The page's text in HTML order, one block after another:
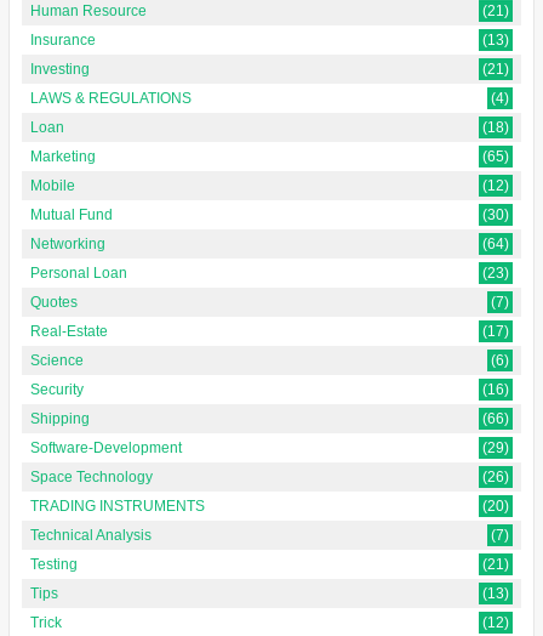
Human Resource
(21)
Insurance
(13)
Investing
(21)
LAWS & REGULATIONS
(4)
Loan
(18)
Marketing
(65)
Mobile
(12)
Mutual Fund
(30)
Networking
(64)
Personal Loan
(23)
Quotes
(7)
Real-Estate
(17)
Science
(6)
Security
(16)
Shipping
(66)
Software-Development
(29)
Space Technology
(26)
TRADING INSTRUMENTS
(20)
Technical Analysis
(7)
Testing
(21)
Tips
(13)
Trick
(12)